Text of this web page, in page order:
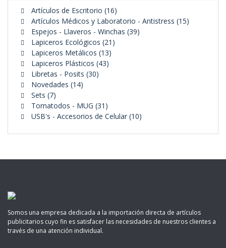
Artículos de Escritorio 1616
productos
Artículos Médicos y Laboratorio - Antistress 1515
Espejos - Llaveros - Winchas 3939
Lapiceros Ecológicos 21 21
Lapiceros Metálicos 1313
Lapiceros Plásticos 4343
Libretas - Posits 3030
Novedades 1414
Sets 77
productos
Tomatodos - MUG 31 31
productos
USB's - Accesorios de Celular 1010
Somos una empresa dedicada a la importación directa de artículos
publicitarios cuyo fin es satisfacer las necesidades de nuestros clientes a
través de una atención individual.